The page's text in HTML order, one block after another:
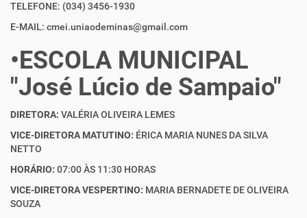
TELEFONE: (034) 3456-1930
E-MAIL: cmei.uniaodeminas@gmail.com
•ESCOLA MUNICIPAL
"José Lúcio de Sampaio"
DIRETORA: VALÉRIA OLIVEIRA LEMES
VICE-DIRETORA MATUTINO: ÉRICA MARIA NUNES DA SILVA
NETTO
HORÁRIO: 07:00 ÀS 11:30 HORAS
VICE-DIRETORA VESPERTINO: MARIA BERNADETE DE OLIVEIRA
SOUZA